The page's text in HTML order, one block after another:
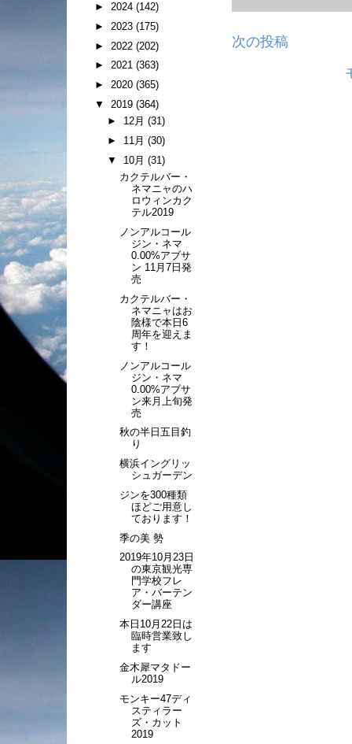
次の投稿
► 2024 (142)
► 2023 (175)
► 2022 (202)
► 2021 (363)
► 2020 (365)
▼ 2019 (364)
► 12月 (31)
► 11月 (30)
▼ 10月 (31)
カクテルバー・
ネマニャのハ
ロウィンカク
テル2019
ノンアルコール
ジン・ネマ
0.00%アブサ
ン 11月7日発
売
カクテルバー・
ネマニャはお
陰様で本日6
周年を迎えま
す！
ノンアルコール
ジン・ネマ
0.00%アブサ
ン来月上旬発
売
秋の半日五目釣
り
横浜イングリッ
シュガーデン
ジンを300種類
ほどご用意し
ております！
季の美 勢
2019年10月23日
の東京観光専
門学校フレ
ア・バーテン
ダー講座
本日10月22日は
臨時営業致し
ます
金木犀マタドー
ル2019
モンキー47ディ
スティラー
ズ・カット
2019